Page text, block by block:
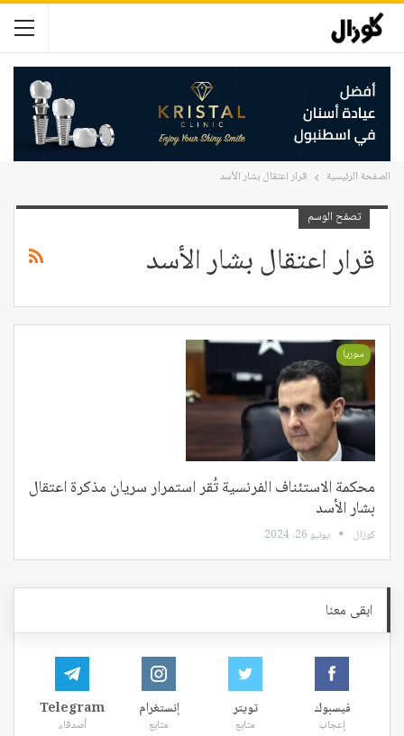
الصفحة الرئيسية قرار اعتقال بشار الأسد
تصفح الوسم
قرار اعتقال بشار الأسد
سوريا
محكمة الاستئناف الفرنسية تُقر استمرار سريان مذكرة اعتقال
بشار الأسد
كوزال يونيو 26, 2024
ابقى معنا
فيسبوك
إعجاب
تويتر
متابع
إنستغرام
متابع
Telegram
أصدقاء